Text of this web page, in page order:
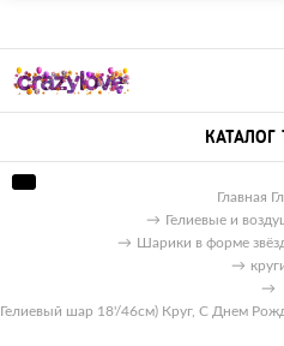
Главная
→ Гелиевые и
→ Шарики в форме
→
→
Гелиевый шар 18'/46см) Круг, С Днем